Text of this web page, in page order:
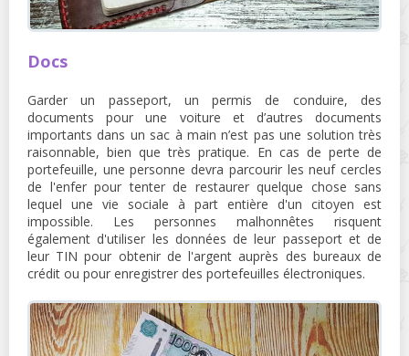
Docs
Garder un passeport, un permis de conduire, des
documents pour une voiture et d’autres documents
importants dans un sac à main n’est pas une solution très
raisonnable, bien que très pratique. En cas de perte de
portefeuille, une personne devra parcourir les neuf cercles
de l'enfer pour tenter de restaurer quelque chose sans
lequel une vie sociale à part entière d'un citoyen est
impossible. Les personnes malhonnêtes risquent
également d'utiliser les données de leur passeport et de
leur TIN pour obtenir de l'argent auprès des bureaux de
crédit ou pour enregistrer des portefeuilles électroniques.